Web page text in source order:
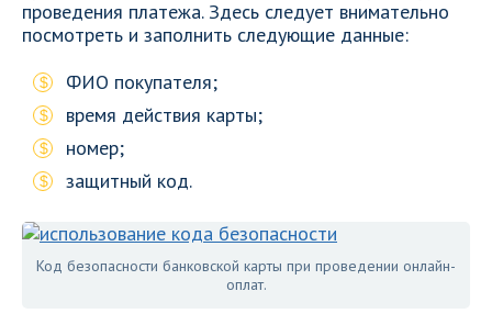
проведения платежа. Здесь следует внимательно
посмотреть и заполнить следующие данные:
ФИО покупателя;
время действия карты;
номер;
защитный код.
Код безопасности банковской карты при проведении онлайн-
оплат.